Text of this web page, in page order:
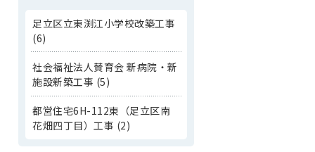
足立区立東渕江小学校改築工事
(6)
社会福祉法人賛育会 新病院・新
施設新築工事 (5)
都営住宅6H-112東（足立区南
花畑四丁目）工事 (2)